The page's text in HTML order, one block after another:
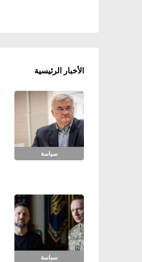
الأخبار الرئيسية
سياسة
سياسة